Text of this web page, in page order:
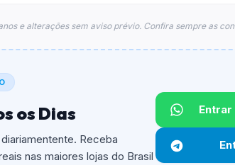
exigido ou Não informado.
e alterações sem aviso prévio. Confira sempre as
os Dias
Receba
nas maiores lojas do Brasil